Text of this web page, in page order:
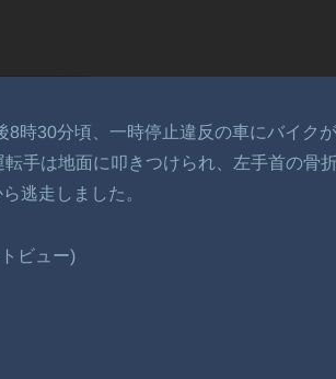
8時30分頃、一時停止違反の車にバイク
手は地面に叩きつけられ、左手首の骨
逃走しました。
ビュー)